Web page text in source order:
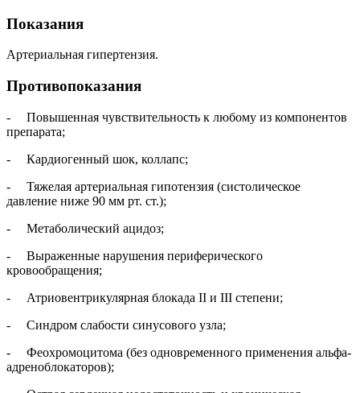
Показания
Артериальная гипертензия.
Противопоказания
- Повышенная чувствительность к любому из компонентов
препарата;
- Кардиогенный шок, коллапс;
- Тяжелая артериальная гипотензия (систолическое
давление ниже 90 мм рт. ст.);
- Метаболический ацидоз;
- Выраженные нарушения периферического
кровообращения;
- Атриовентрикулярная блокада II и III степени;
- Синдром слабости синусового узла;
- Феохромоцитома (без одновременного применения альфа-
адреноблокаторов);